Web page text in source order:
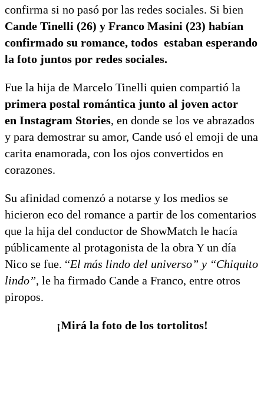
confirma si no pasó por las redes sociales. Si bien
Cande Tinelli (26) y Franco Masini (23) habían
confirmado su romance, todos estaban esperando
la foto juntos por redes sociales.
Fue la hija de Marcelo Tinelli quien compartió la
primera postal romántica junto al joven actor
en Instagram Stories, en donde se los ve abrazados
y para demostrar su amor, Cande usó el emoji de una
carita enamorada, con los ojos convertidos en
corazones.
Su afinidad comenzó a notarse y los medios se
hicieron eco del romance a partir de los comentarios
que la hija del conductor de ShowMatch le hacía
públicamente al protagonista de la obra Y un día
Nico se fue. “El más lindo del universo” y “Chiquito
lindo”, le ha firmado Cande a Franco, entre otros
piropos.
¡Mirá la foto de los tortolitos!